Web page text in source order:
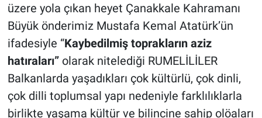
üzere yola çıkan heyet Çanakkale Kahramanı
Büyük önderimiz Mustafa Kemal Atatürk’ün
ifadesiyle “Kaybedilmiş toprakların aziz
hatıraları”olarak nitelediği RUMELİLİLER
Balkanlarda yaşadıkları çok kültürlü, çok dinli,
çok dilli toplumsal yapı nedeniyle farklılıklarla
birlikte yaşama kültür ve bilincine sahip olöaları